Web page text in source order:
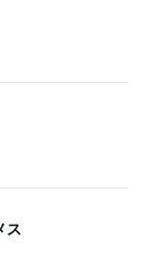
ス